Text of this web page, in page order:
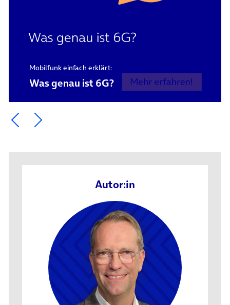
Mobilfunk einfach erklärt:
Was genau ist 6G?
Ein Element zurück blättern
Ein Element weiter blättern
Autor:in